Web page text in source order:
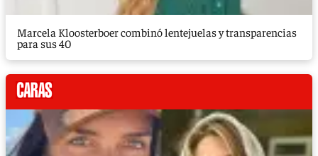
Marcela Kloosterboer combinó lentejuelas y transparencias
para sus 40